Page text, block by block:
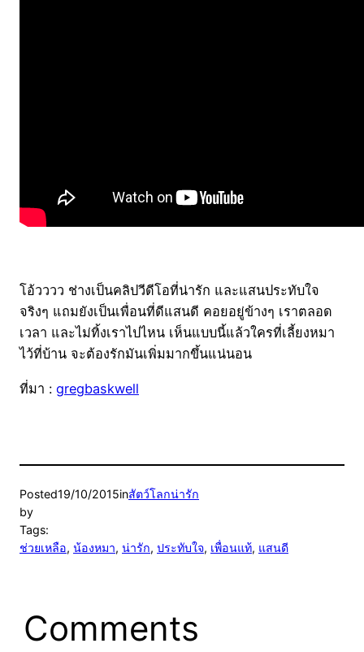
โอ้วววว ช่างเป็นคลิปวีดีโอที่น่ารัก และแสนประทับใจ
จริงๆ แถมยังเป็นเพื่อนที่ดีแสนดี คอยอยู่ข้างๆ เราตลอด
เวลา และไม่ทิ้งเราไปไหน เห็นแบบนี้แล้วใครที่เลี้ยงหมา
ไว้ที่บ้าน จะต้องรักมันเพิ่มมากขึ้นแน่นอน
ที่มา : gregbaskwell
Posted19/10/2015inสัตว์โลกน่ารัก
by
Tags:
ช่วยเหลือ, น้องหมา, น่ารัก, ประทับใจ, เพื่อนแท้, แสนดี
Comments